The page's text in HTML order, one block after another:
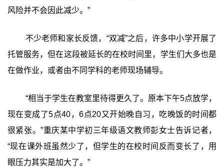
风险并不会因此减少。”
不少老师和家长反馈，“双减”之后，许多中小学开展了
托管服务，但在这段被延长的在校时间里，学生们大多也是
在做作业，或者由不同学科的老师现场辅导。
“相当于学生在教室里待得更久了。原本下午5点放学，
现在变成了5点40，6点20又开始晚自习，吃晚饭的时间都
很紧张。”重庆某中学初三年级语文教师彭女士告诉记者，
“现在课外班虽然少了，但学生的在校时间反而变长了，用
眼压力其实是加大了。”